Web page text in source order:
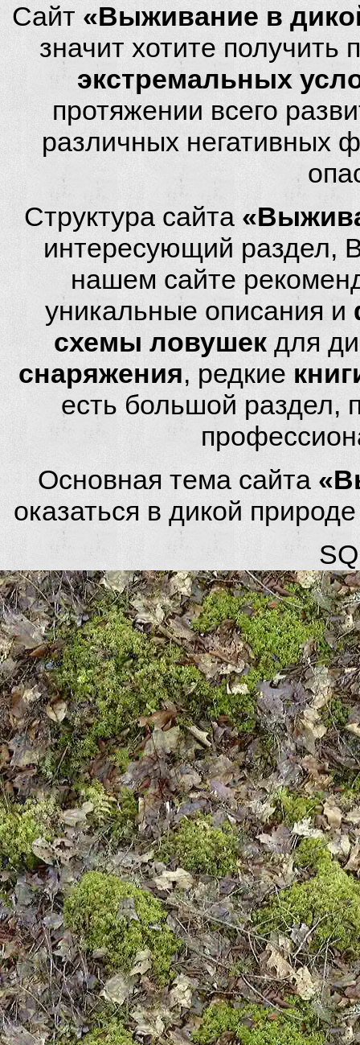
Сайт «Выживание в
значит хотите
экстремальных
протяжении всего
различных негативных
Структура сайта
интересующий раздел,
нашем сайте
уникальные описания и
схемы ловушек для
снаряжения, редкие
есть большой
Основная тема сайта
оказаться в дикой